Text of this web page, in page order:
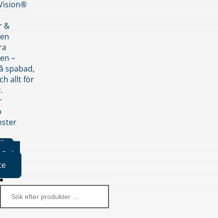
&
–
spabad,
allt för
Boka